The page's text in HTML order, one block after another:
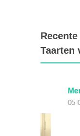
Taarten
05 Oktober